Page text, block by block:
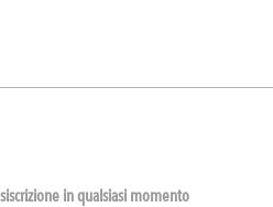
in qualsiasi momento